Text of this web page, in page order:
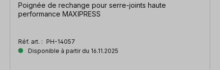
Poignée de rechange pour serre-joints haute
performance MAXIPRESS
Réf. art. : PH-14057
Disponible à partir du 16.11.2025